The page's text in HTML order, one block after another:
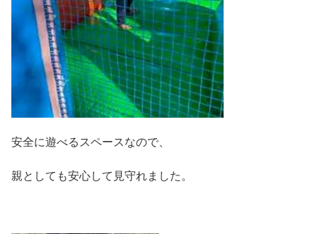
安全に遊べるスペースなので、
親としても安心して見守れました。